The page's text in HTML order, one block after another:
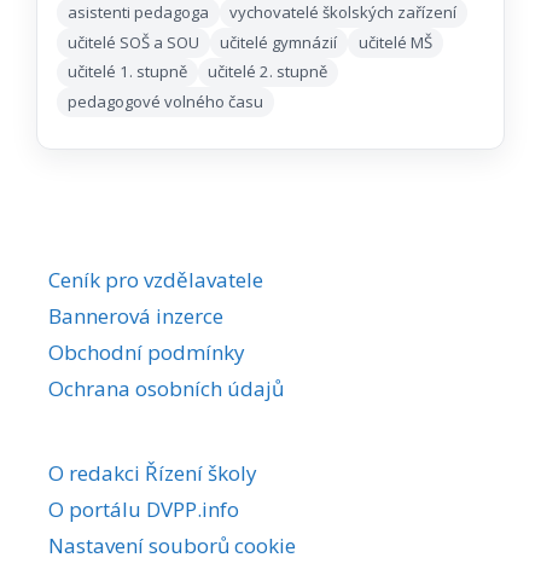
asistenti pedagoga
vychovatelé školských zařízení
učitelé SOŠ a SOU
učitelé gymnázií
učitelé MŠ
učitelé 1. stupně
učitelé 2. stupně
pedagogové volného času
Ceník pro vzdělavatele
Bannerová inzerce
Obchodní podmínky
Ochrana osobních údajů
O redakci Řízení školy
O portálu DVPP.info
Nastavení souborů cookie